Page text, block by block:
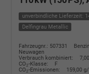
unverbindliche Lieferzeit:
Delfingrau Metallic
Fahrzeugnr.: 507331
Benzin
Neuwagen
Verbrauch kombiniert:
CO2-Klasse:
F
CO2-Emissionen: 159,00